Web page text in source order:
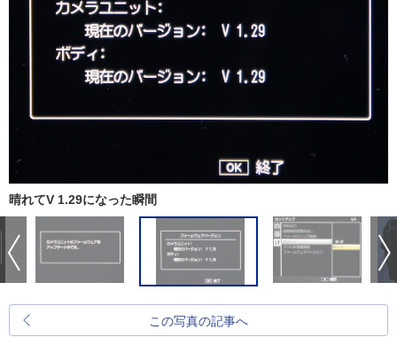
晴れてV 1.29になった瞬間
この写真の記事へ